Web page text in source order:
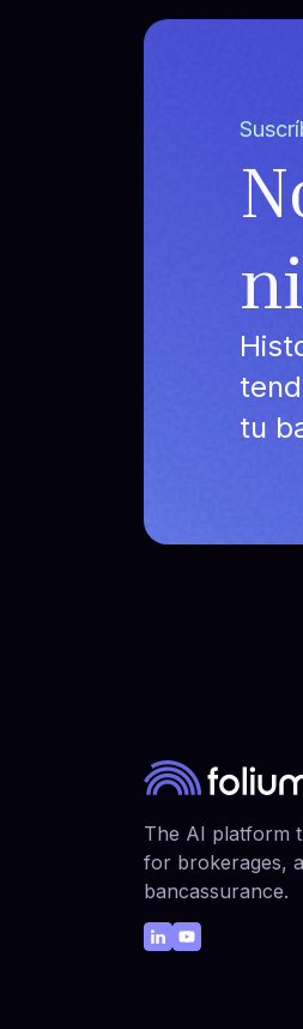
tu
The AI platform
for brokerages,
bancassurance.